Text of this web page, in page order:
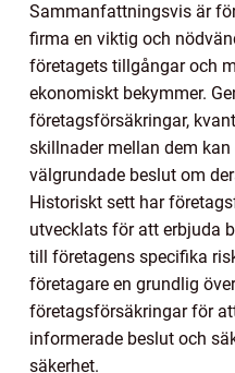
Sammanfattningsvis är
firma en viktig och
företagets tillgångar och
ekonomiskt bekymmer.
företagsförsäkringar,
skillnader mellan dem
välgrundade beslut om
Historiskt sett har
utvecklats för att erbjuda
till företagens specifika
företagare en grundlig
företagsförsäkringar för
informerade beslut och
säkerhet.